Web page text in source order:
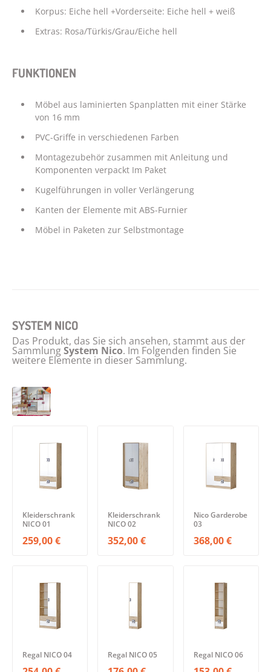
Korpus: Eiche hell +Vorderseite: Eiche hell + weiß
Extras: Rosa/Türkis/Grau/Eiche hell
FUNKTIONEN
Möbel aus laminierten Spanplatten mit einer Stärke
von 16 mm
PVC-Griffe in verschiedenen Farben
Montagezubehör zusammen mit Anleitung und
Komponenten verpackt Im Paket
Kugelführungen in voller Verlängerung
Kanten der Elemente mit ABS-Furnier
Möbel in Paketen zur Selbstmontage
SYSTEM NICO
Das Produkt, das Sie sich ansehen, stammt aus der
SammlungSystem Nico. Im Folgenden finden Sie
weitere Elemente in dieser Sammlung.
Kleiderschrank
NICO 01
259,00 €
Kleiderschrank
NICO 02
352,00 €
Nico Garderobe
03
368,00 €
Regal NICO 04 Regal NICO 05 Regal NICO 06